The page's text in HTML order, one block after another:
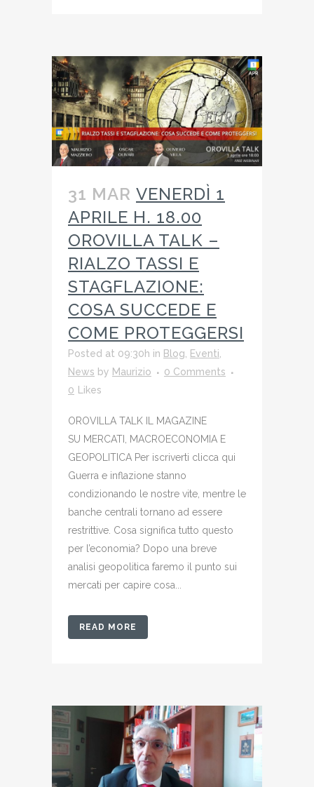
31 MAR VENERDÌ 1
APRILE H. 18.00
OROVILLA TALK –
RIALZO TASSI E
STAGFLAZIONE:
COSA SUCCEDE E
COME PROTEGGERSI
Posted at 09:30h in Blog Eventi
News by Maurizio
0 Comments
0
Likes
OROVILLA TALK IL MAGAZINE
SU MERCATI, MACROECONOMIA E
GEOPOLITICA Per iscriverti clicca qui
Guerra e inflazione stanno
condizionando le nostre vite, mentre le
banche centrali tornano ad essere
restrittive. Cosa significa tutto questo
per l’economia? Dopo una breve
analisi geopolitica faremo il punto sui
mercati per capire cosa...
READ MORE